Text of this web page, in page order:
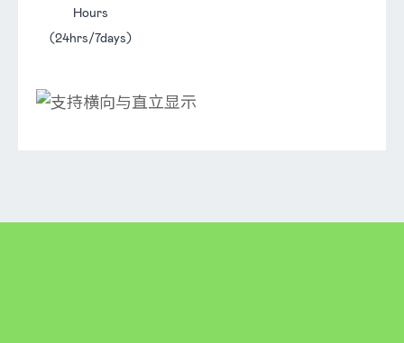
Hours
(24hrs/7days)